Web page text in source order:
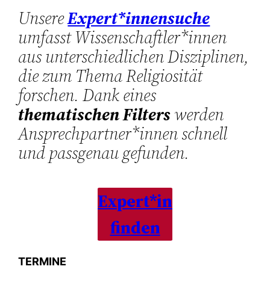
UnsereExpert*innensuche
umfasst Wissenschaftler*innen
aus unterschiedlichen Disziplinen,
die zum Thema Religiosität
forschen. Dank eines
thematischen Filterswerden
Ansprechpartner*innen schnell
und passgenau gefunden.
Expert*in
finden
TERMINE